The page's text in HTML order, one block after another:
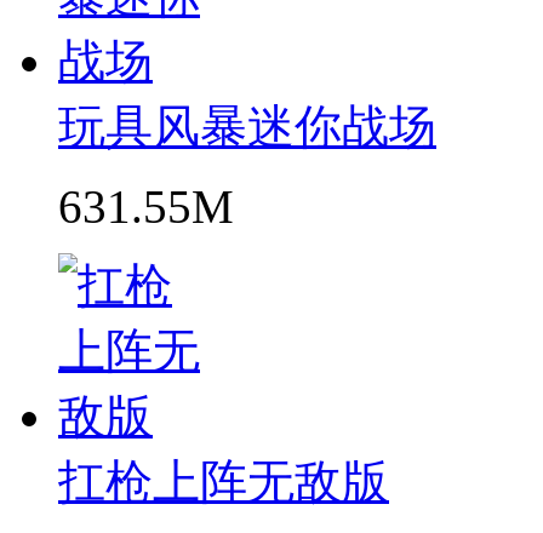
玩具风暴迷你战场
631.55M
扛枪上阵无敌版